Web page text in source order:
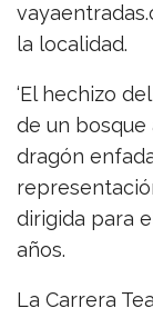
la localidad.
‘El hechizo
de un bosque
dragón
dirigida para
años.
La Carrera